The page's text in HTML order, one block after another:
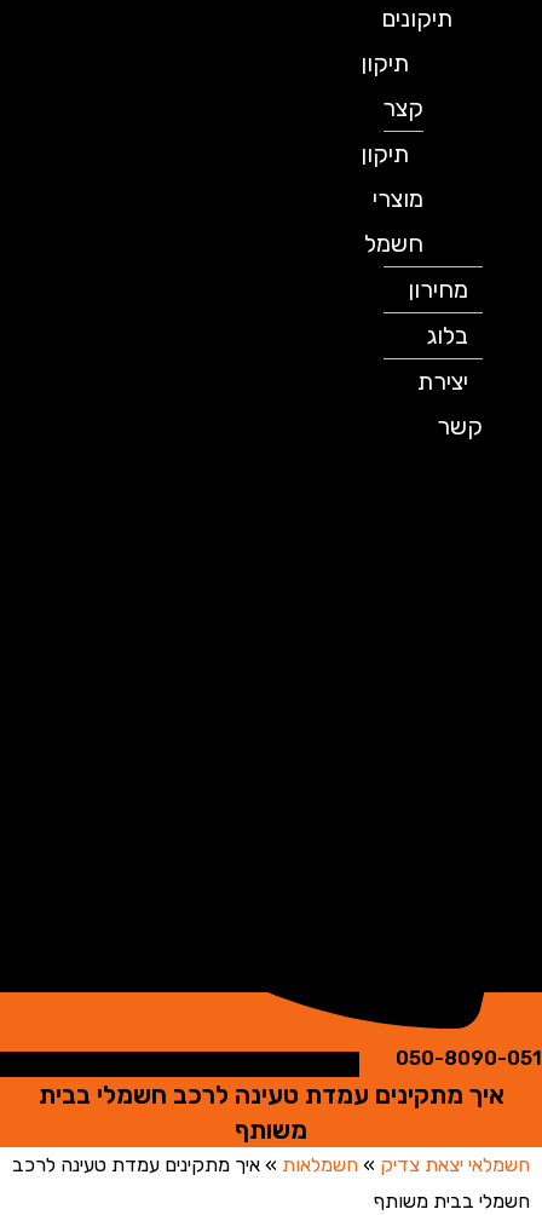
תיקונים
תיקון
תיקון
מוצרי
חשמל
מחירון
יצירת
קשר
050-
מתקינים עמדת טעינה לרכב חשמלי בבית
משותף
יצאת צדיק »חשמלאות»איך מתקינים עמדת טעינה לרכב
בבית משותף